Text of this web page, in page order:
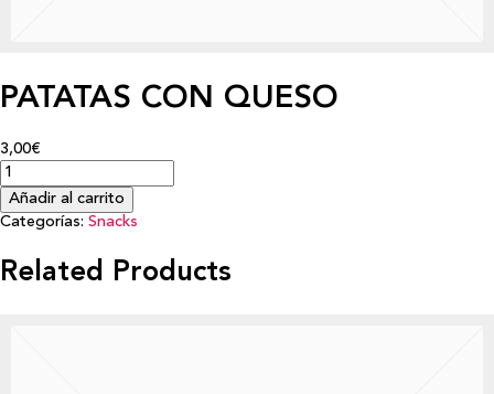
PATATAS CON QUESO
3,00€
Añadir al carrito
Categorías: Snacks
Related Products